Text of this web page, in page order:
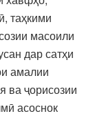
таҳкими
масоили
дар сатҳи
амалии
ва ҷорисозии
асоснок